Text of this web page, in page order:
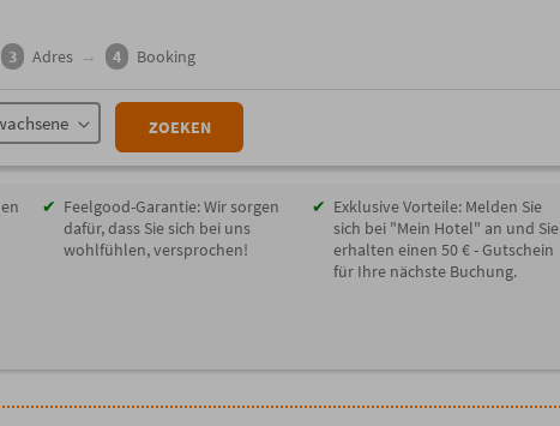
3 Adres → 4 Booking
ZOEKEN
Feelgood-Garantie: Wir sorgen
dafür, dass Sie sich bei uns
wohlfühlen, versprochen!
Exklusive Vorteile: Melden Sie
sich bei "Mein Hotel" an und Sie
erhalten einen 50 € - Gutschein
für Ihre nächste Buchung.